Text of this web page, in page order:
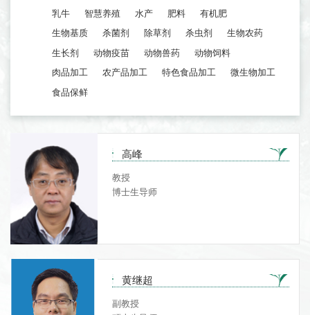
乳牛 智慧养殖 水产 肥料 有机肥
生物基质 杀菌剂 除草剂 杀虫剂 生物农药
生长剂 动物疫苗 动物兽药 动物饲料
肉品加工 农产品加工 特色食品加工 微生物加工
食品保鲜
高峰
教授
博士生导师
黄继超
副教授